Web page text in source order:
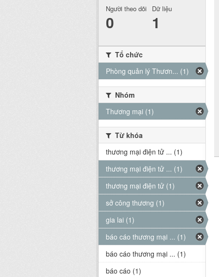
Người theo dõi
0
Dữ liệu
1
Tổ chức
Phòng quản lý Thươn... (1)
Nhóm
Thương mại (1)
Từ khóa
thương mại điện tử ... (1)
thương mại điện tử ... (1)
thương mại điện tử (1)
sở công thương (1)
gia lai (1)
báo cáo thương mại ... (1)
báo cáo thương mại ... (1)
báo cáo (1)